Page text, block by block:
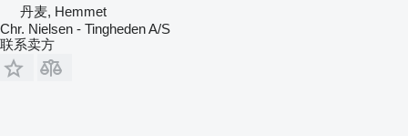
丹麦, Hemmet
Chr. Nielsen - Tingheden A/S
联系卖方